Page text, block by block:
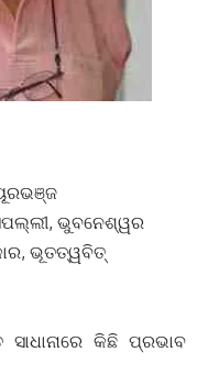
ଭୁବନେଶ୍ୱର
ଭୂତତ୍ୱବିତ୍
କିଛି ପ୍ରଭାବ